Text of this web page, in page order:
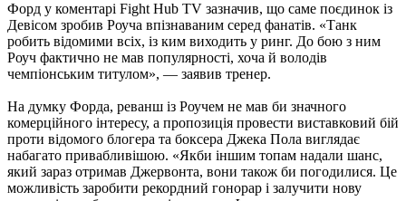
Форд у коментарі Fight Hub TV зазначив, що саме поєдинок із
Девісом зробив Роуча впізнаваним серед фанатів. «Танк
робить відомими всіх, із ким виходить у ринг. До бою з ним
Роуч фактично не мав популярності, хоча й володів
чемпіонським титулом», — заявив тренер.
На думку Форда, реванш із Роучем не мав би значного
комерційного інтересу, а пропозиція провести виставковий бій
проти відомого блогера та боксера Джека Пола виглядає
набагато привабливішою. «Якби іншим топам надали шанс,
який зараз отримав Джервонта, вони також би погодилися. Це
можливість заробити рекордний гонорар і залучити нову